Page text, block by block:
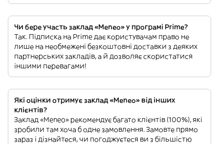
Чи бере участь заклад «Meneo» у програмі Prime?
Так. Підписка на Prime дає користувачам право не
лише на необмежені безкоштовні доставки з деяких
партнерських закладів, а й дозволяє скористатися
іншими перевагами!
Які оцінки отримує заклад «Meneo» від інших
клієнтів?
Заклад «Meneo» рекомендує багато клієнтів (100%), які
зробили там хоча б одне замовлення. Замовте прямо
зараз і дізнайтеся, чи погоджуєтеся ви з більшістю